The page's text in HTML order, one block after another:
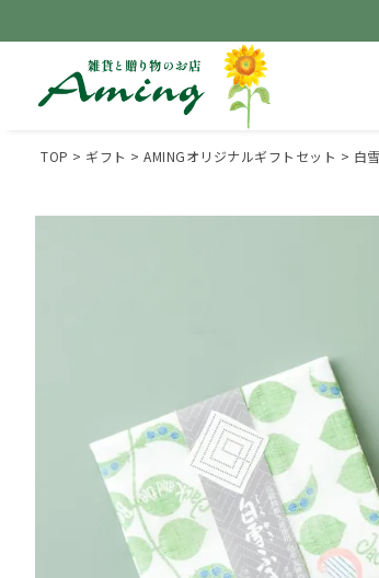
TOP ギフト AMINGオリジナルギフトセット 白